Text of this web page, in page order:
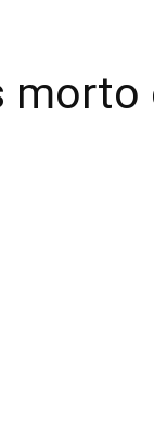
morto